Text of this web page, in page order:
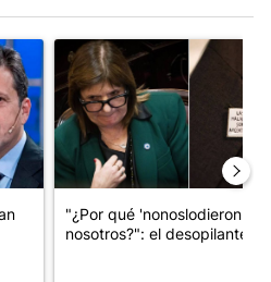
el título "Los gobernadores
Un artículo de tendencia con
"¿Por qué 'nonoslodieron' a
nosotros?": el desopilante ...